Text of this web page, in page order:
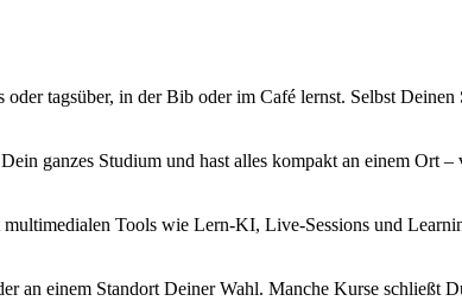
tagsüber, in der Bib oder im Café lernst. Selbst
ganzes Studium und hast alles kompakt an einem Ort
Tools wie Lern-KI, Live-Sessions und
an einem Standort Deiner Wahl. Manche Kurse schließt